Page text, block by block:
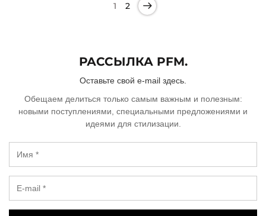
1 2
РАССЫЛКА PFM.
Оставьте свой e-mail здесь.
Обещаем делиться только самым важным и полезным:
новыми поступлениями, специальными предложениями и
идеями для стилизации.